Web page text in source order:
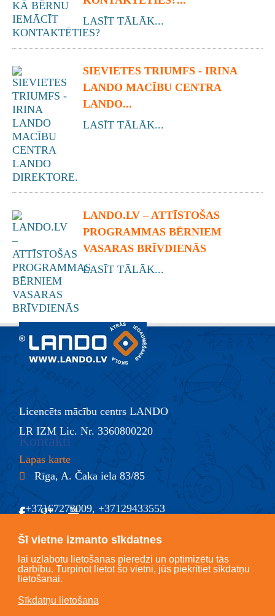
Šī vietne izmanto sīkdatnes
lai uzlabotu lietošanas pieredzi un optimizētu tās
darbību. Turpinot lietot šo vietni, jūs piekrītiet sīkdatņu
lietošanai.
Sīkdatņu lietošana
LASĪT TĀLĀK...
SIEVIETES TRIUMFS - IRINA
LANDO MACĪBU CENTRA
LANDO...
LASĪT TĀLĀK...
LANDO.LV – ATTĪSTOŠAS
PROGRAMMAS BĒRNIEM
VASARAS BRĪVDIENĀS
LASĪT TĀLĀK...
Licencēts mācību centrs LANDO
LR IZM Lic. Nr. 3360800220
Lapas karte
Kontakti
Rīga, A. Čaka iela 83/85
+37167273009, +37129433553
@ info@lando.lv